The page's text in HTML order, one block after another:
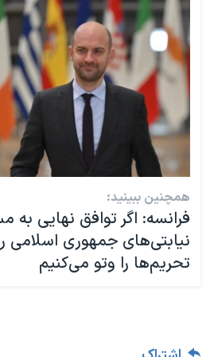
همچنین ببینید:
فرانسه: اگر توافق نهایی
نیابتی‌های جمهوری اسلامی
تحریم‌ها را وتو می‌کنیم